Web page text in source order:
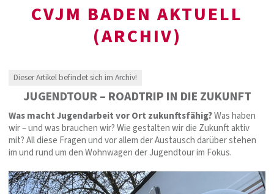
CVJM BADEN AKTUELL
(ARCHIV)
Dieser Artikel befindet sich im Archiv!
JUGENDTOUR – ROADTRIP IN DIE ZUKUNFT
Was macht Jugendarbeit vor Ort zukunftsfähig?Was haben
wir – und was brauchen wir? Wie gestalten wir die Zukunft aktiv
mit? All diese Fragen und vor allem der Austausch darüber stehen
im und rund um den Wohnwagen der Jugendtour im Fokus.